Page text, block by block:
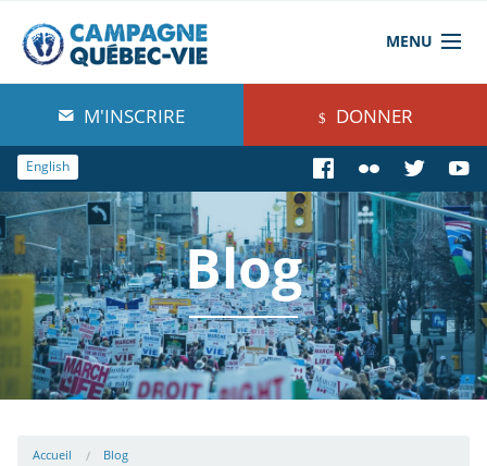
MENU
À propos de nous
Blog
Comprendre
Agir
Boutique
M'INSCRIRE DONNER
English
Blog
Accueil Blog